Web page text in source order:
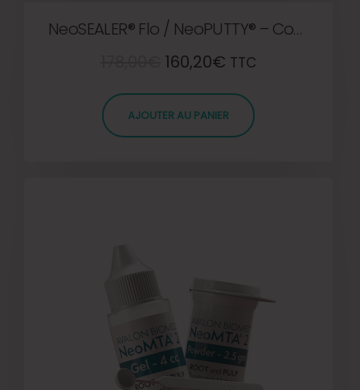
NeoSEALER® Flo / NeoPUTTY® – Combo kit
160,20€ TTC
AJOUTER AU PANIER